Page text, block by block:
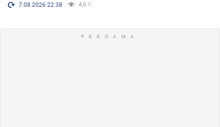
7.08.2026 22:38 4,6 т.